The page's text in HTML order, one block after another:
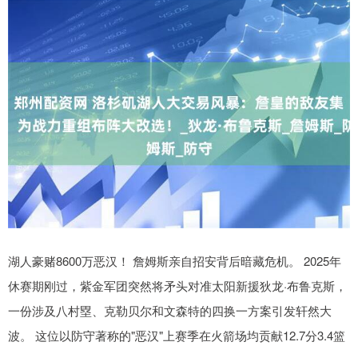
湖人豪赌8600万恶汉！ 詹姆斯亲自招安背后暗藏危机。 2025年
休赛期刚过，紫金军团突然将矛头对准太阳新援狄龙·布鲁克斯，
一份涉及八村塁、克勒贝尔和文森特的四换一方案引发轩然大
波。 这位以防守著称的"恶汉"上赛季在火箭场均贡献12.7分3.4篮